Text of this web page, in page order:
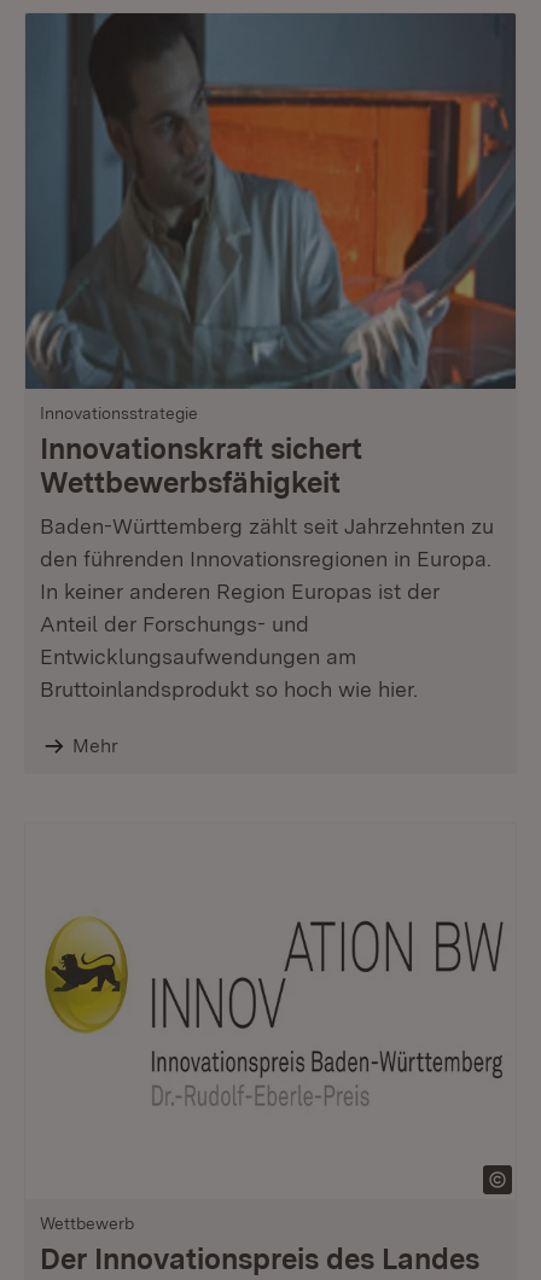
Innovationsstrategie
Innovationskraft sichert
Wettbewerbsfähigkeit
Baden-Württemberg zählt seit Jahrzehnten zu
den führenden Innovationsregionen in Europa.
In keiner anderen Region Europas ist der
Anteil der Forschungs- und
Entwicklungsaufwendungen am
Bruttoinlandsprodukt so hoch wie hier.
Mehr
Wettbewerb
Der Innovationspreis des Landes